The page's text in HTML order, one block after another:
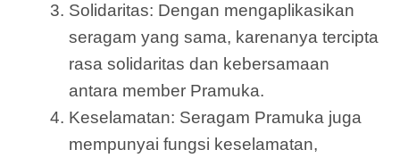
Solidaritas: Dengan mengaplikasikan
seragam yang sama, karenanya tercipta
rasa solidaritas dan kebersamaan
antara member Pramuka.
Keselamatan: Seragam Pramuka juga
mempunyai fungsi keselamatan,